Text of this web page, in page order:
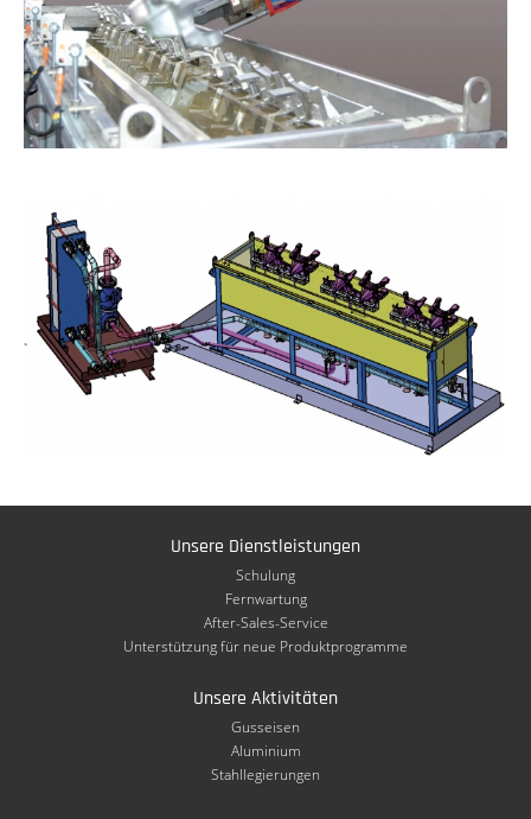
Unsere Dienstleistungen
Schulung
Fernwartung
After-Sales-Service
Unterstützung für neue Produktprogramme
Unsere Aktivitäten
Gusseisen
Aluminium
Stahllegierungen